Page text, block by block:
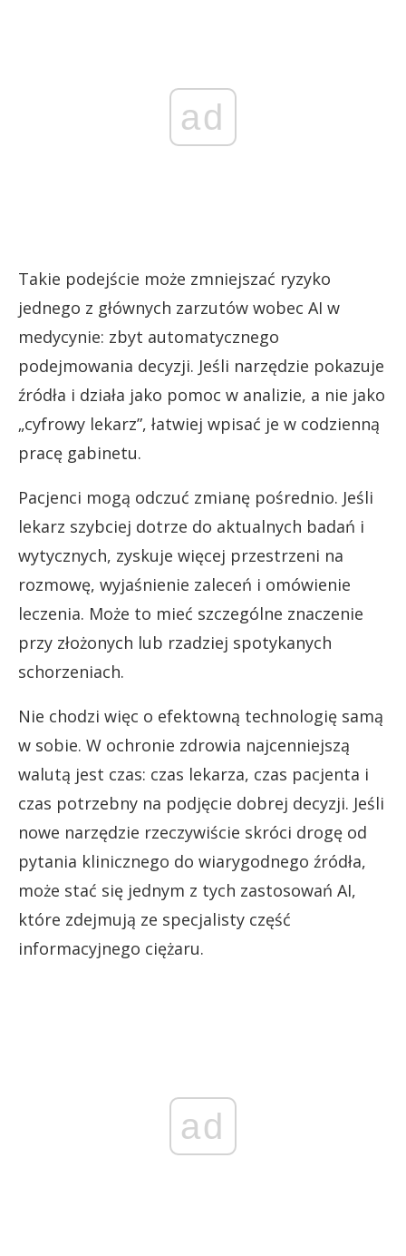
ad
Takie podejście może zmniejszać ryzyko
jednego z głównych zarzutów wobec AI w
medycynie: zbyt automatycznego
podejmowania decyzji. Jeśli narzędzie pokazuje
źródła i działa jako pomoc w analizie, a nie jako
„cyfrowy lekarz”, łatwiej wpisać je w codzienną
pracę gabinetu.
Pacjenci mogą odczuć zmianę pośrednio. Jeśli
lekarz szybciej dotrze do aktualnych badań i
wytycznych, zyskuje więcej przestrzeni na
rozmowę, wyjaśnienie zaleceń i omówienie
leczenia. Może to mieć szczególne znaczenie
przy złożonych lub rzadziej spotykanych
schorzeniach.
Nie chodzi więc o efektowną technologię samą
w sobie. W ochronie zdrowia najcenniejszą
walutą jest czas: czas lekarza, czas pacjenta i
czas potrzebny na podjęcie dobrej decyzji. Jeśli
nowe narzędzie rzeczywiście skróci drogę od
pytania klinicznego do wiarygodnego źródła,
może stać się jednym z tych zastosowań AI,
które zdejmują ze specjalisty część
informacyjnego ciężaru.
ad